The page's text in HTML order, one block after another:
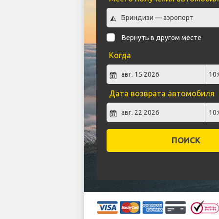
Вернуть в другом месте
Когда
Дата возврата автомобиля
ПОИСК